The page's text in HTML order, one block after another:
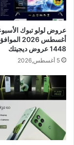
1448 عروض ديجيتك
5 أغسطس,2026